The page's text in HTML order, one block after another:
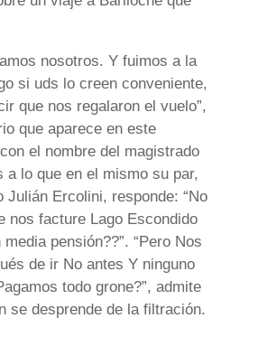
nosotros. Y fuimos a la
si uds lo creen conveniente,
que nos regalaron el vuelo”,
que aparece en este
el nombre del magistrado
a lo que en el mismo su par,
Julián Ercolini, responde: “No
nos facture Lago Escondido
pensión??”. “Pero Nos
de ir No antes Y ninguno
todo grone?”, admite
se desprende de la filtración.